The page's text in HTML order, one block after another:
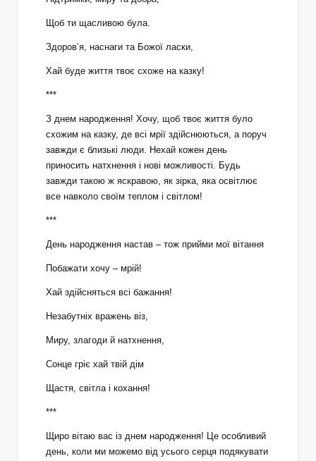
Щоб ти щасливою була.
Здоров’я, наснаги та Божої ласки,
Хай буде життя твоє схоже на казку!
***
З днем народження! Хочу, щоб твоє життя було
схожим на казку, де всі мрії здійснюються, а поруч
завжди є близькі люди. Нехай кожен день
приносить натхнення і нові можливості. Будь
завжди такою ж яскравою, як зірка, яка освітлює
все навколо своїм теплом і світлом!
***
День народження настав – тож прийми мої вітання
Побажати хочу – мрій!
Хай здійсняться всі бажання!
Незабутніх вражень віз,
Миру, злагоди й натхнення,
Сонце гріє хай твій дім
Щастя, світла і кохання!
***
Щиро вітаю вас із днем народження! Це особливий
день, коли ми можемо від усього серця подякувати